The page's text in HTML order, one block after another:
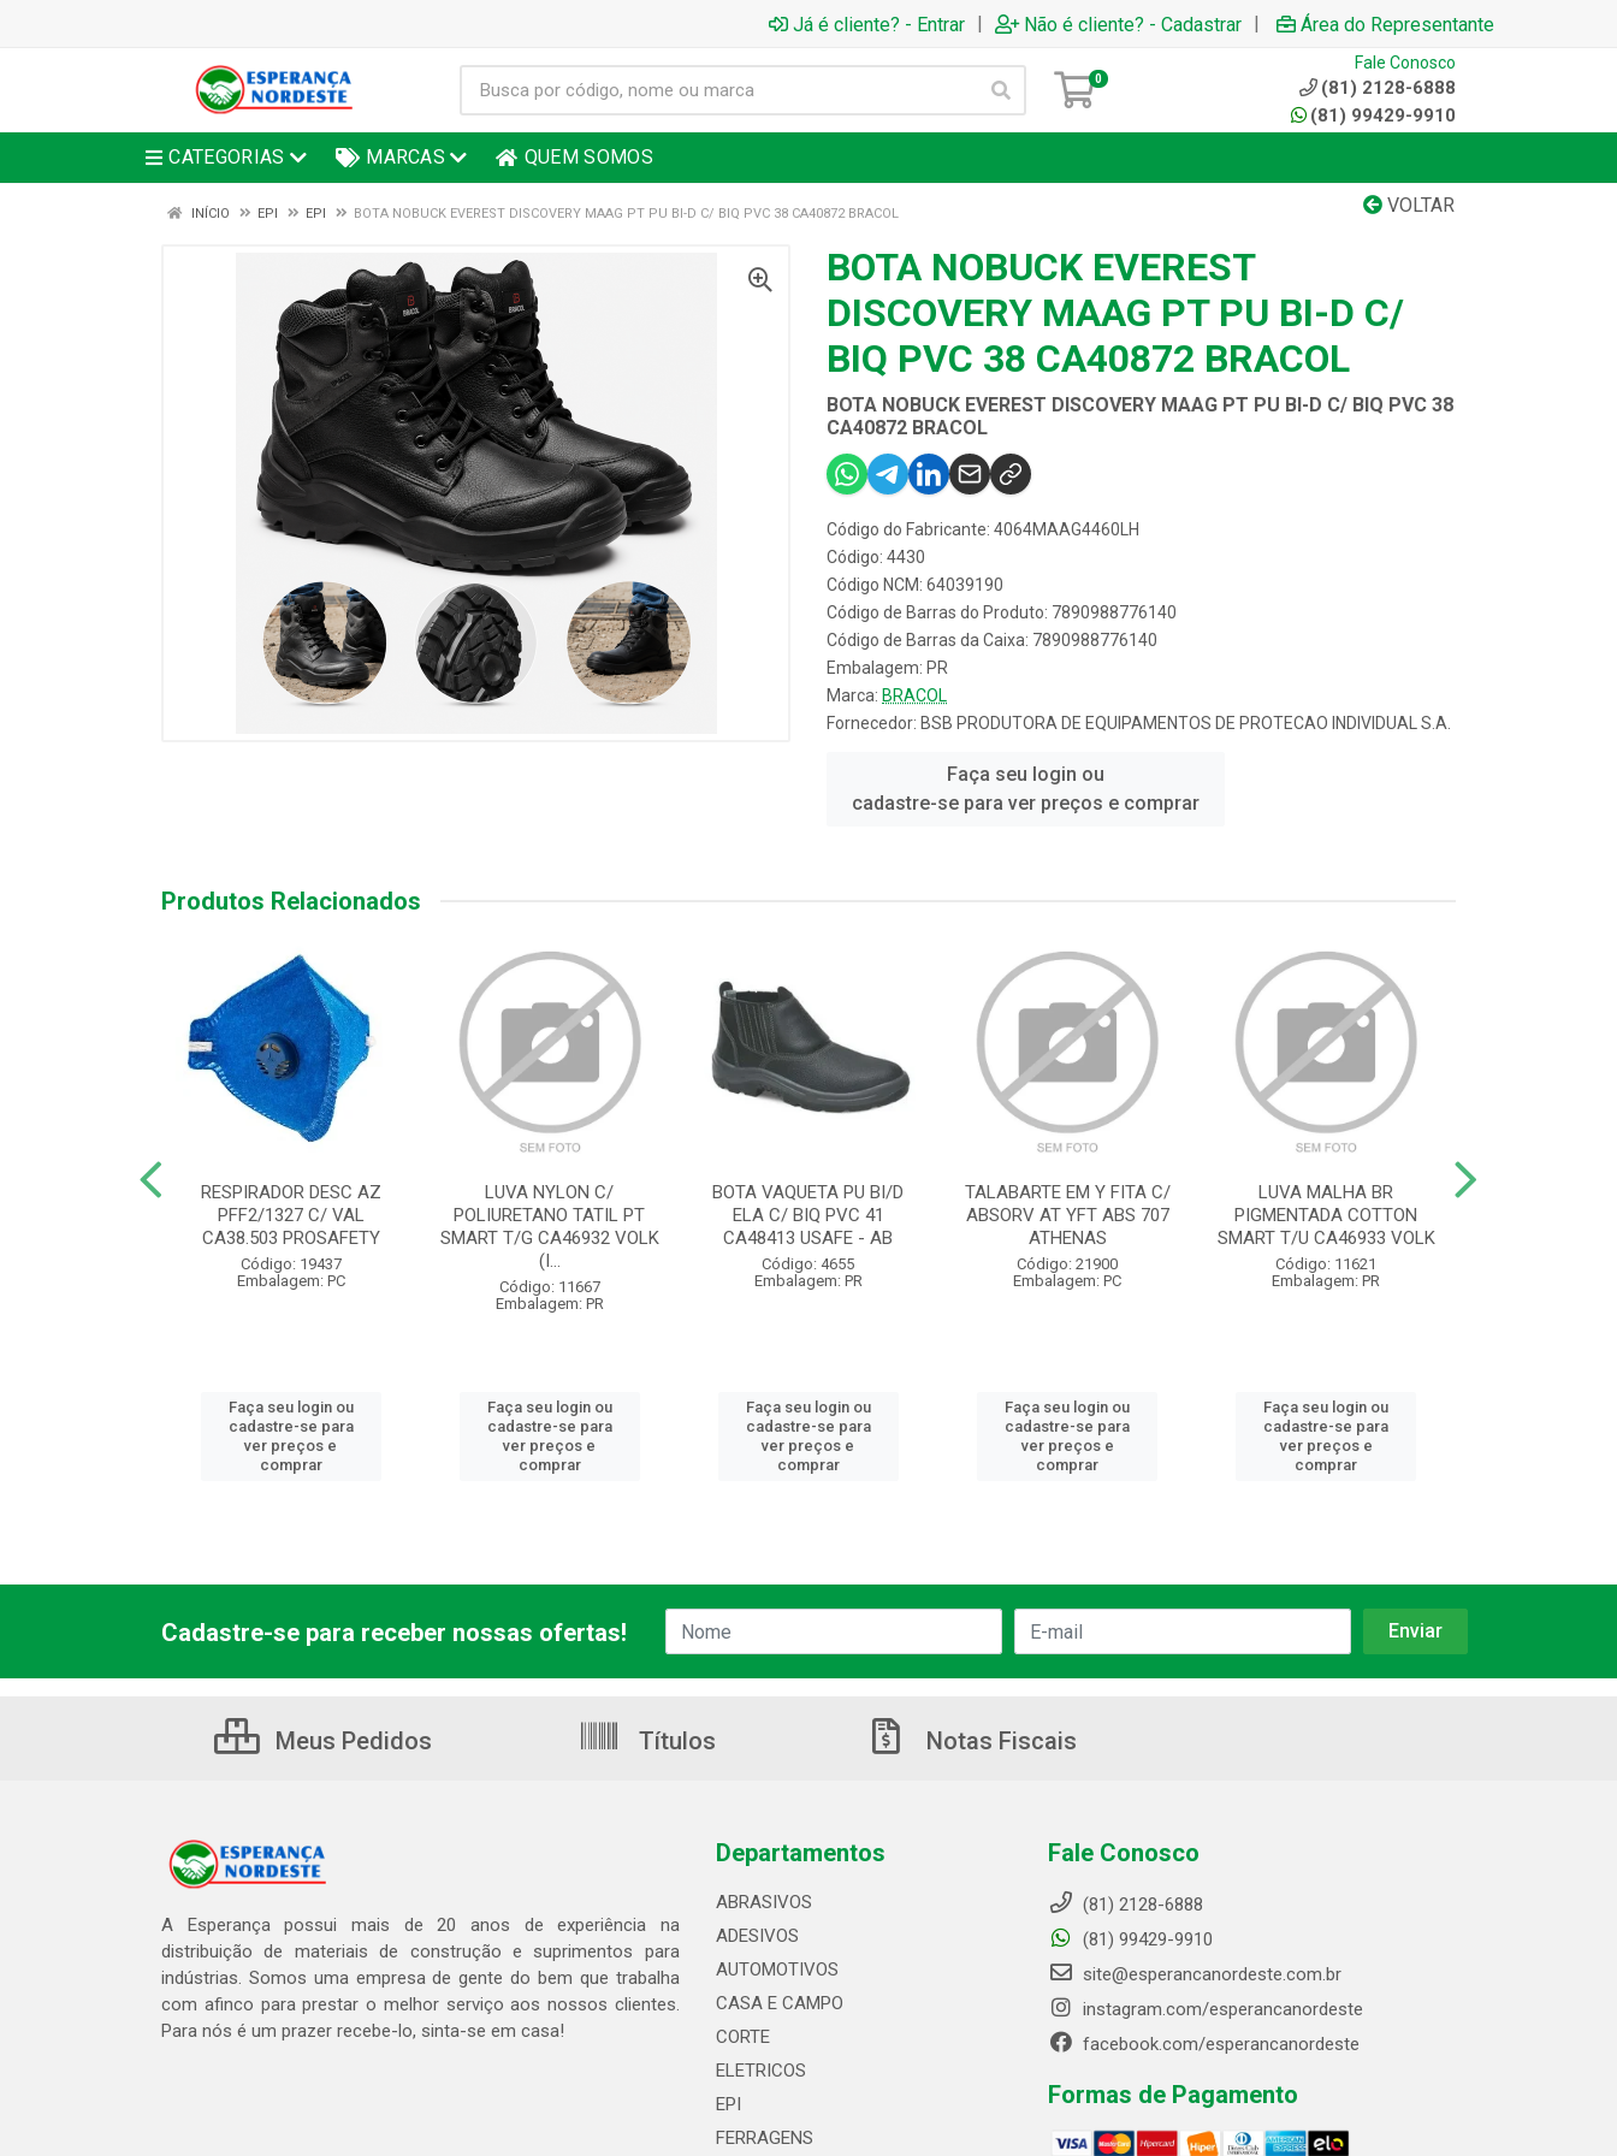
Já é cliente? - Entrar | Não é cliente? - Cadastrar | Área do Representante
0
Fale Conosco
(81) 2128-6888
(81) 99429-9910
CATEGORIAS MARCAS QUEM SOMOS
VOLTAR
INÍCIO EPI EPI BOTA NOBUCK EVEREST DISCOVERY MAAG PT PU BI-D C/ BIQ PVC 38 CA40872 BRACOL
BOTA NOBUCK EVEREST
DISCOVERY MAAG PT PU BI-D C/
BIQ PVC 38 CA40872 BRACOL
BOTA NOBUCK EVEREST DISCOVERY MAAG PT PU BI-D C/ BIQ PVC 38
CA40872 BRACOL
Código do Fabricante: 4064MAAG4460LH
Código: 4430
Código NCM: 64039190
Código de Barras do Produto: 7890988776140
Código de Barras da Caixa: 7890988776140
Embalagem: PR
Marca: BRACOL
Fornecedor: BSB PRODUTORA DE EQUIPAMENTOS DE PROTECAO INDIVIDUAL S.A.
Faça seu login ou
cadastre-se para ver preços e comprar
Produtos Relacionados
RESPIRADOR DESC AZ
PFF2/1327 C/ VAL
CA38.503 PROSAFETY
Código: 19437
Embalagem: PC
Faça seu login ou
cadastre-se para
ver preços e
comprar
LUVA NYLON C/
POLIURETANO TATIL PT
SMART T/G CA46932 VOLK
(I...
Código: 11667
Embalagem: PR
Faça seu login ou
cadastre-se para
ver preços e
comprar
BOTA VAQUETA PU BI/D
ELA C/ BIQ PVC 41
CA48413 USAFE - AB
Código: 4655
Embalagem: PR
Faça seu login ou
cadastre-se para
ver preços e
comprar
TALABARTE EM Y FITA C/
ABSORV AT YFT ABS 707
ATHENAS
Código: 21900
Embalagem: PC
Faça seu login ou
cadastre-se para
ver preços e
comprar
LUVA MALHA BR
PIGMENTADA COTTON
SMART T/U CA46933 VOLK
Código: 11621
Embalagem: PR
Faça seu login ou
cadastre-se para
ver preços e
comprar
Cadastre-se para receber nossas ofertas!
Meus Pedidos Títulos Notas Fiscais
A Esperança possui mais de 20 anos de experiência na
distribuição de materiais de construção e suprimentos para
indústrias. Somos uma empresa de gente do bem que trabalha
com afinco para prestar o melhor serviço aos nossos clientes.
Para nós é um prazer recebe-lo, sinta-se em casa!
Departamentos
ABRASIVOS
ADESIVOS
AUTOMOTIVOS
CASA E CAMPO
CORTE
ELETRICOS
EPI
FERRAGENS
Fale Conosco
(81) 2128-6888
(81) 99429-9910
site@esperancanordeste.com.br
instagram.com/esperancanordeste
facebook.com/esperancanordeste
Formas de Pagamento